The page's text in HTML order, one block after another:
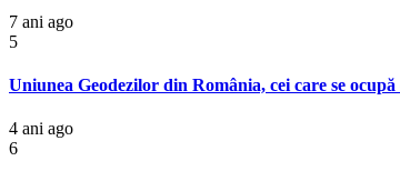
7 ani ago
5
Uniunea Geodezilor din România, cei care se
4 ani ago
6